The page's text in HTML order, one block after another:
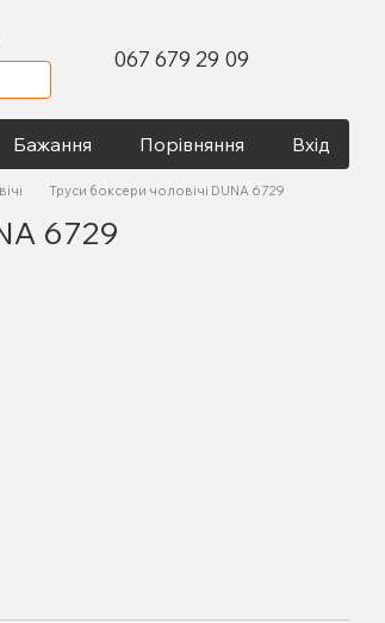
067 679 29 09
Бажання Порівняння Вхід
Труси боксери чоловічі DUNA 6729
6729